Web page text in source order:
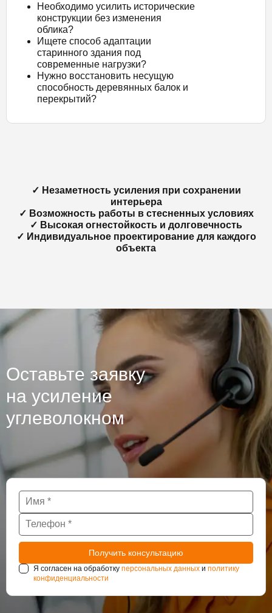
Необходимо усилить исторические
конструкции без изменения
облика?
Ищете способ адаптации
старинного здания под
современные нагрузки?
Нужно восстановить несущую
способность деревянных балок и
перекрытий?
✓ Незаметность усиления при сохранении
интерьера
✓ Возможность работы в стесненных условиях
✓ Высокая огнестойкость и долговечность
✓ Индивидуальное проектирование для каждого
объекта
Оставьте заявку
на усиление
углеволокном
Я согласен на обработку персональных данных и политику
конфиденциальности